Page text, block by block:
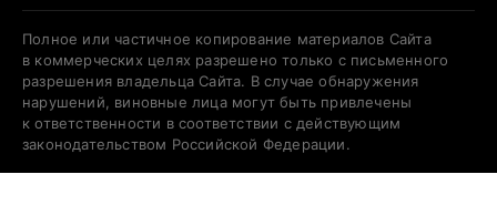
Полное или частичное копирование материалов Сайта
в коммерческих целях разрешено только с письменного
разрешения владельца Сайта. В случае обнаружения
нарушений, виновные лица могут быть привлечены
к ответственности в соответствии с действующим
законодательством Российской Федерации.